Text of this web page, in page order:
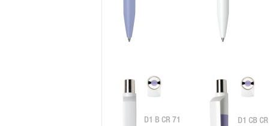
D1 B CR 71 D1 CB